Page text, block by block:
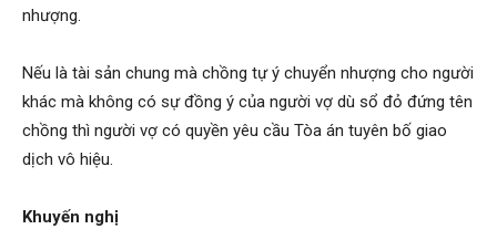
nhượng.
Nếu là tài sản chung mà chồng tự ý chuyển nhượng cho người
khác mà không có sự đồng ý của người vợ dù sổ đỏ đứng tên
chồng thì người vợ có quyền yêu cầu Tòa án tuyên bố giao
dịch vô hiệu.
Khuyến nghị